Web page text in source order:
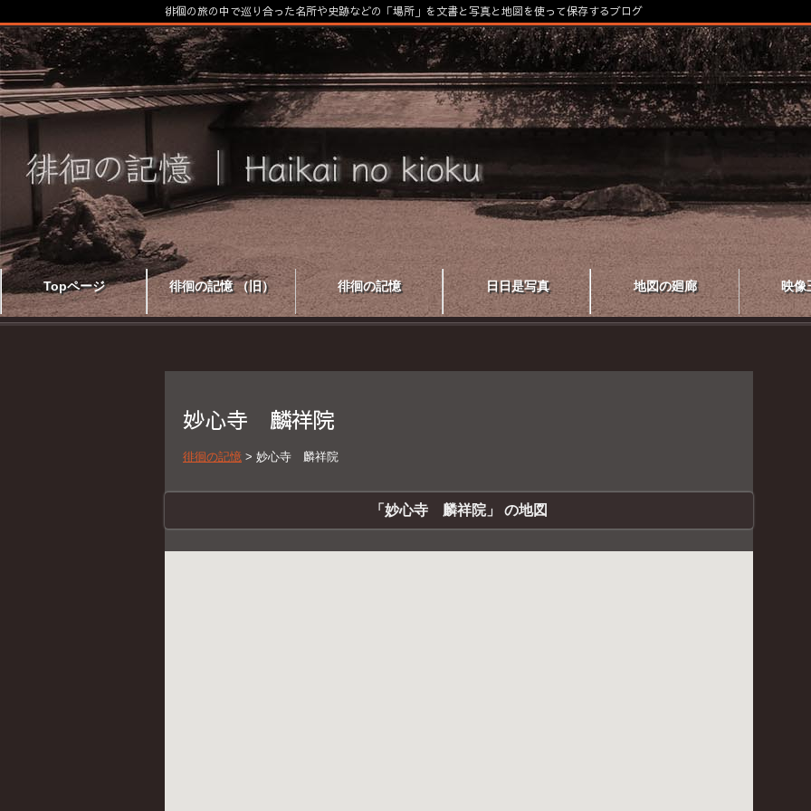
Topページ 徘徊の記憶 （旧） 徘徊の記憶 日日是写真 地図の廻廊 映像
徘徊の旅の中で巡り合った名所や史跡などの「場所」を文書と写真と地図を使って保存するブログ
妙心寺 麟祥院
徘徊の記憶 > 妙心寺 麟祥院
「妙心寺 麟祥院」 の地図